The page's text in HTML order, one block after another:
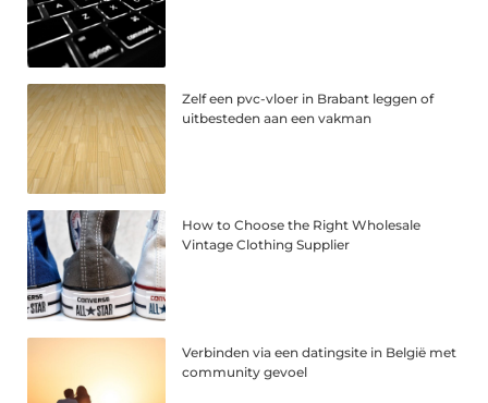
Zelf een pvc-vloer in Brabant leggen of
uitbesteden aan een vakman
How to Choose the Right Wholesale
Vintage Clothing Supplier
Verbinden via een datingsite in België met
community gevoel